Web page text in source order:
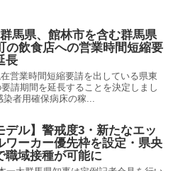
群馬県、館林市を含む群馬県
の飲食店への営業時間短縮要
長
営業時間短縮要請を出している県東
請期間を延長することを決定しまし
染者用確保病床の稼...
デル】警戒度3・新たなエッ
ワーカー優先枠を設定・県央
職域接種が可能に